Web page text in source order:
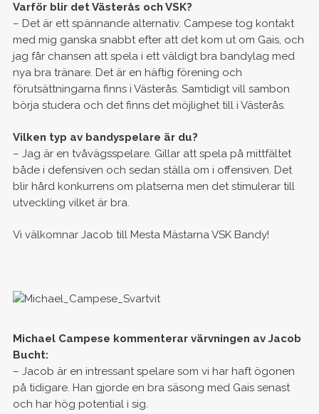
Varför blir det Västerås och VSK?
– Det är ett spännande alternativ. Campese tog kontakt
med mig ganska snabbt efter att det kom ut om Gais, och
jag får chansen att spela i ett väldigt bra bandylag med
nya bra tränare. Det är en häftig förening och
förutsättningarna finns i Västerås. Samtidigt vill sambon
börja studera och det finns det möjlighet till i Västerås.
Vilken typ av bandyspelare är du?
– Jag är en tvåvägsspelare. Gillar att spela på mittfältet
både i defensiven och sedan ställa om i offensiven. Det
blir hård konkurrens om platserna men det stimulerar till
utveckling vilket är bra.
Vi välkomnar Jacob till Mesta Mästarna VSK Bandy!
Michael Campese kommenterar värvningen av Jacob
Bucht:
– Jacob är en intressant spelare som vi har haft ögonen
på tidigare. Han gjorde en bra säsong med Gais senast
och har hög potential i sig.